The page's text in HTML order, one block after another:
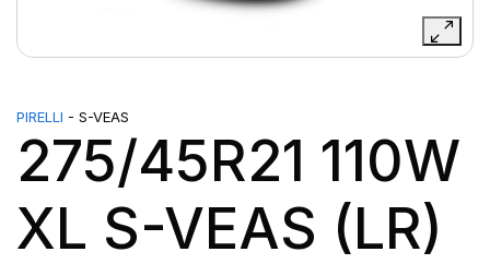
PIRELLI - S-VEAS
275/45R21 110W
XL S-VEAS (LR)